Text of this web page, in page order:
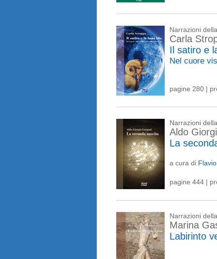
Narrazioni
Carla
Il satiro e
Nel cuore
pagine 280 |
Narrazioni
Aldo
La
a cura di
pagine 444 |
Narrazioni
Marina
Labirinto